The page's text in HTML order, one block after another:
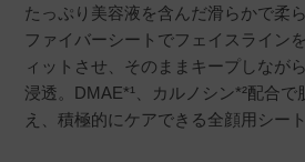
たっぷり美容液を含んだ滑らかで柔
ファイバーシートでフェイスライン
ィットさせ、そのままキープしなが
浸透。DMAE*¹、カルノシン*²配合
え、積極的にケアできる全顔用シー